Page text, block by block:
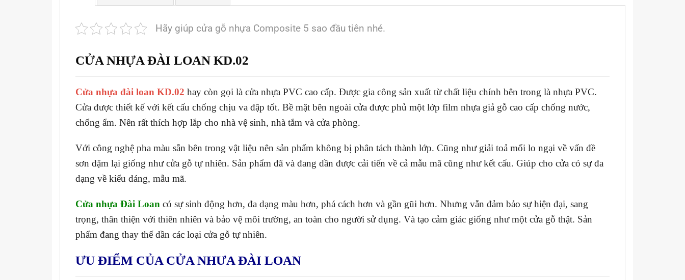
Hãy giúp cửa gỗ nhựa Composite 5 sao đầu tiên nhé.
CỬA NHỰA ĐÀI LOAN KD.02
Cửa nhựa đài loan KD.02 hay còn gọi là cửa nhựa PVC cao cấp. Được gia công sản xuất từ chất liệu chính bên trong là nhựa PVC.
Cửa được thiết kế với kết cấu chống chịu va đập tốt. Bề mặt bên ngoài cửa được phủ một lớp film nhựa giả gỗ cao cấp chống nước,
chống ẩm. Nên rất thích hợp lắp cho nhà vệ sinh, nhà tắm và cửa phòng.
Với công nghệ pha màu sẵn bên trong vật liệu nên sản phẩm không bị phân tách thành lớp. Cũng như giải toả mối lo ngại về vấn đề
sơn dặm lại giống như cửa gỗ tự nhiên. Sản phẩm đã và đang dần được cải tiến về cả mẫu mã cũng như kết cấu. Giúp cho cửa có sự đa
dạng về kiểu dáng, mẫu mã.
Cửa nhựa Đài Loan có sự sinh động hơn, đa dạng màu hơn, phá cách hơn và gần gũi hơn. Nhưng vẫn đảm bảo sự hiện đại, sang
trọng, thân thiện với thiên nhiên và bảo vệ môi trường, an toàn cho người sử dụng. Và tạo cảm giác giống như một cửa gỗ thật. Sản
phẩm đang thay thế dần các loại cửa gỗ tự nhiên.
ƯU ĐIỂM CỦA CỬA NHƯA ĐÀI LOAN